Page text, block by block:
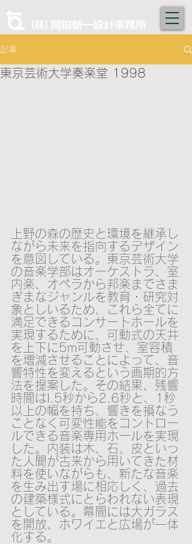
記事
東京芸術大学奏楽堂 1998
上野の森の歴史と環境を継承し
ながら未来を指向するデザイン
を意図している。東京芸術大学
の音楽学部はオーケストラ、室
内楽、オペラから邦楽までさま
ぎまなジャンルを教育・研究対
象としいるため、これら全てに
満足できるコンサートホールを
実現するために、可動式の天井
を上下に5m可動させ、室容積
を増減させることによって、音
響特性を変えるという画期的方
法を提案した。その結果、残響
時間はI.5秒から2.6秒と、1秒
以上の幅を持ち、響きを損なう
ことなく可変性能をコントロー
ルできる音楽専用ホールを実現
した。内装は木、石、皮といっ
た人聞が古来から用いてきた材
料を使いながらも、新たな音楽
を生み出す場に相応しく、過去
の建築様式にとらわれない表現
としている。幕間には大ガラス
を開放、ホワイエと広場が一体
化する。